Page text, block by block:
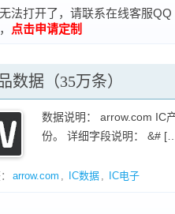
法打开了，请联系在线客服QQ
点击申请定制
数据（35万条）
数据说明： arrow.com IC
份。 详细字段说明： &#
arrow.com , IC数据 , IC电子